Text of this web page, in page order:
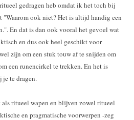
gedragen heb omdat ik het toch bij
"Waarom ook niet? Het is altijd handig een
En dat is dan ook vooral het gevoel wat
en dus ook heel geschikt voor
zijn om een stuk touw af te snijden om
een runencirkel te trekken. En het is
je te dragen.
ritueel wapen en blijven zowel ritueel
en pragmatische voorwerpen -zeg